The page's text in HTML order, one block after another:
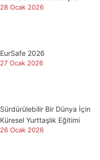
28 Ocak 2026
EurSafe 2026
27 Ocak 2026
Sürdürülebilir Bir Dünya İçin
Küresel Yurttaşlık Eğitimi
26 Ocak 2026